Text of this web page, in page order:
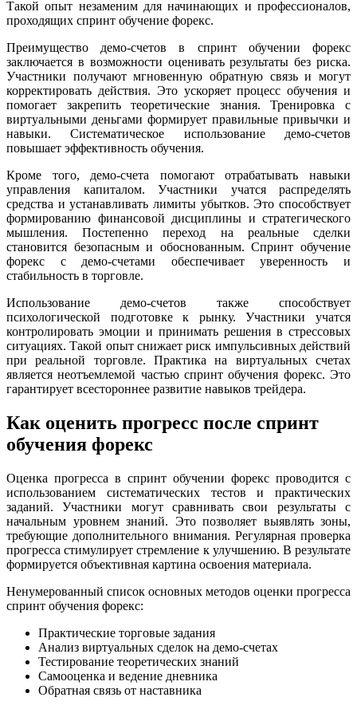
Такой опыт незаменим для начинающих и профессионалов,
проходящих спринт обучение форекс.
Преимущество демо-счетов в спринт обучении форекс
заключается в возможности оценивать результаты без риска.
Участники получают мгновенную обратную связь и могут
корректировать действия. Это ускоряет процесс обучения и
помогает закрепить теоретические знания. Тренировка с
виртуальными деньгами формирует правильные привычки и
навыки. Систематическое использование демо-счетов
повышает эффективность обучения.
Кроме того, демо-счета помогают отрабатывать навыки
управления капиталом. Участники учатся распределять
средства и устанавливать лимиты убытков. Это способствует
формированию финансовой дисциплины и стратегического
мышления. Постепенно переход на реальные сделки
становится безопасным и обоснованным. Спринт обучение
форекс с демо-счетами обеспечивает уверенность и
стабильность в торговле.
Использование демо-счетов также способствует
психологической подготовке к рынку. Участники учатся
контролировать эмоции и принимать решения в стрессовых
ситуациях. Такой опыт снижает риск импульсивных действий
при реальной торговле. Практика на виртуальных счетах
является неотъемлемой частью спринт обучения форекс. Это
гарантирует всестороннее развитие навыков трейдера.
Как оценить прогресс после спринт
обучения форекс
Оценка прогресса в спринт обучении форекс проводится с
использованием систематических тестов и практических
заданий. Участники могут сравнивать свои результаты с
начальным уровнем знаний. Это позволяет выявлять зоны,
требующие дополнительного внимания. Регулярная проверка
прогресса стимулирует стремление к улучшению. В результате
формируется объективная картина освоения материала.
Ненумерованный список основных методов оценки прогресса
спринт обучения форекс:
Практические торговые задания
Анализ виртуальных сделок на демо-счетах
Тестирование теоретических знаний
Самооценка и ведение дневника
Обратная связь от наставника